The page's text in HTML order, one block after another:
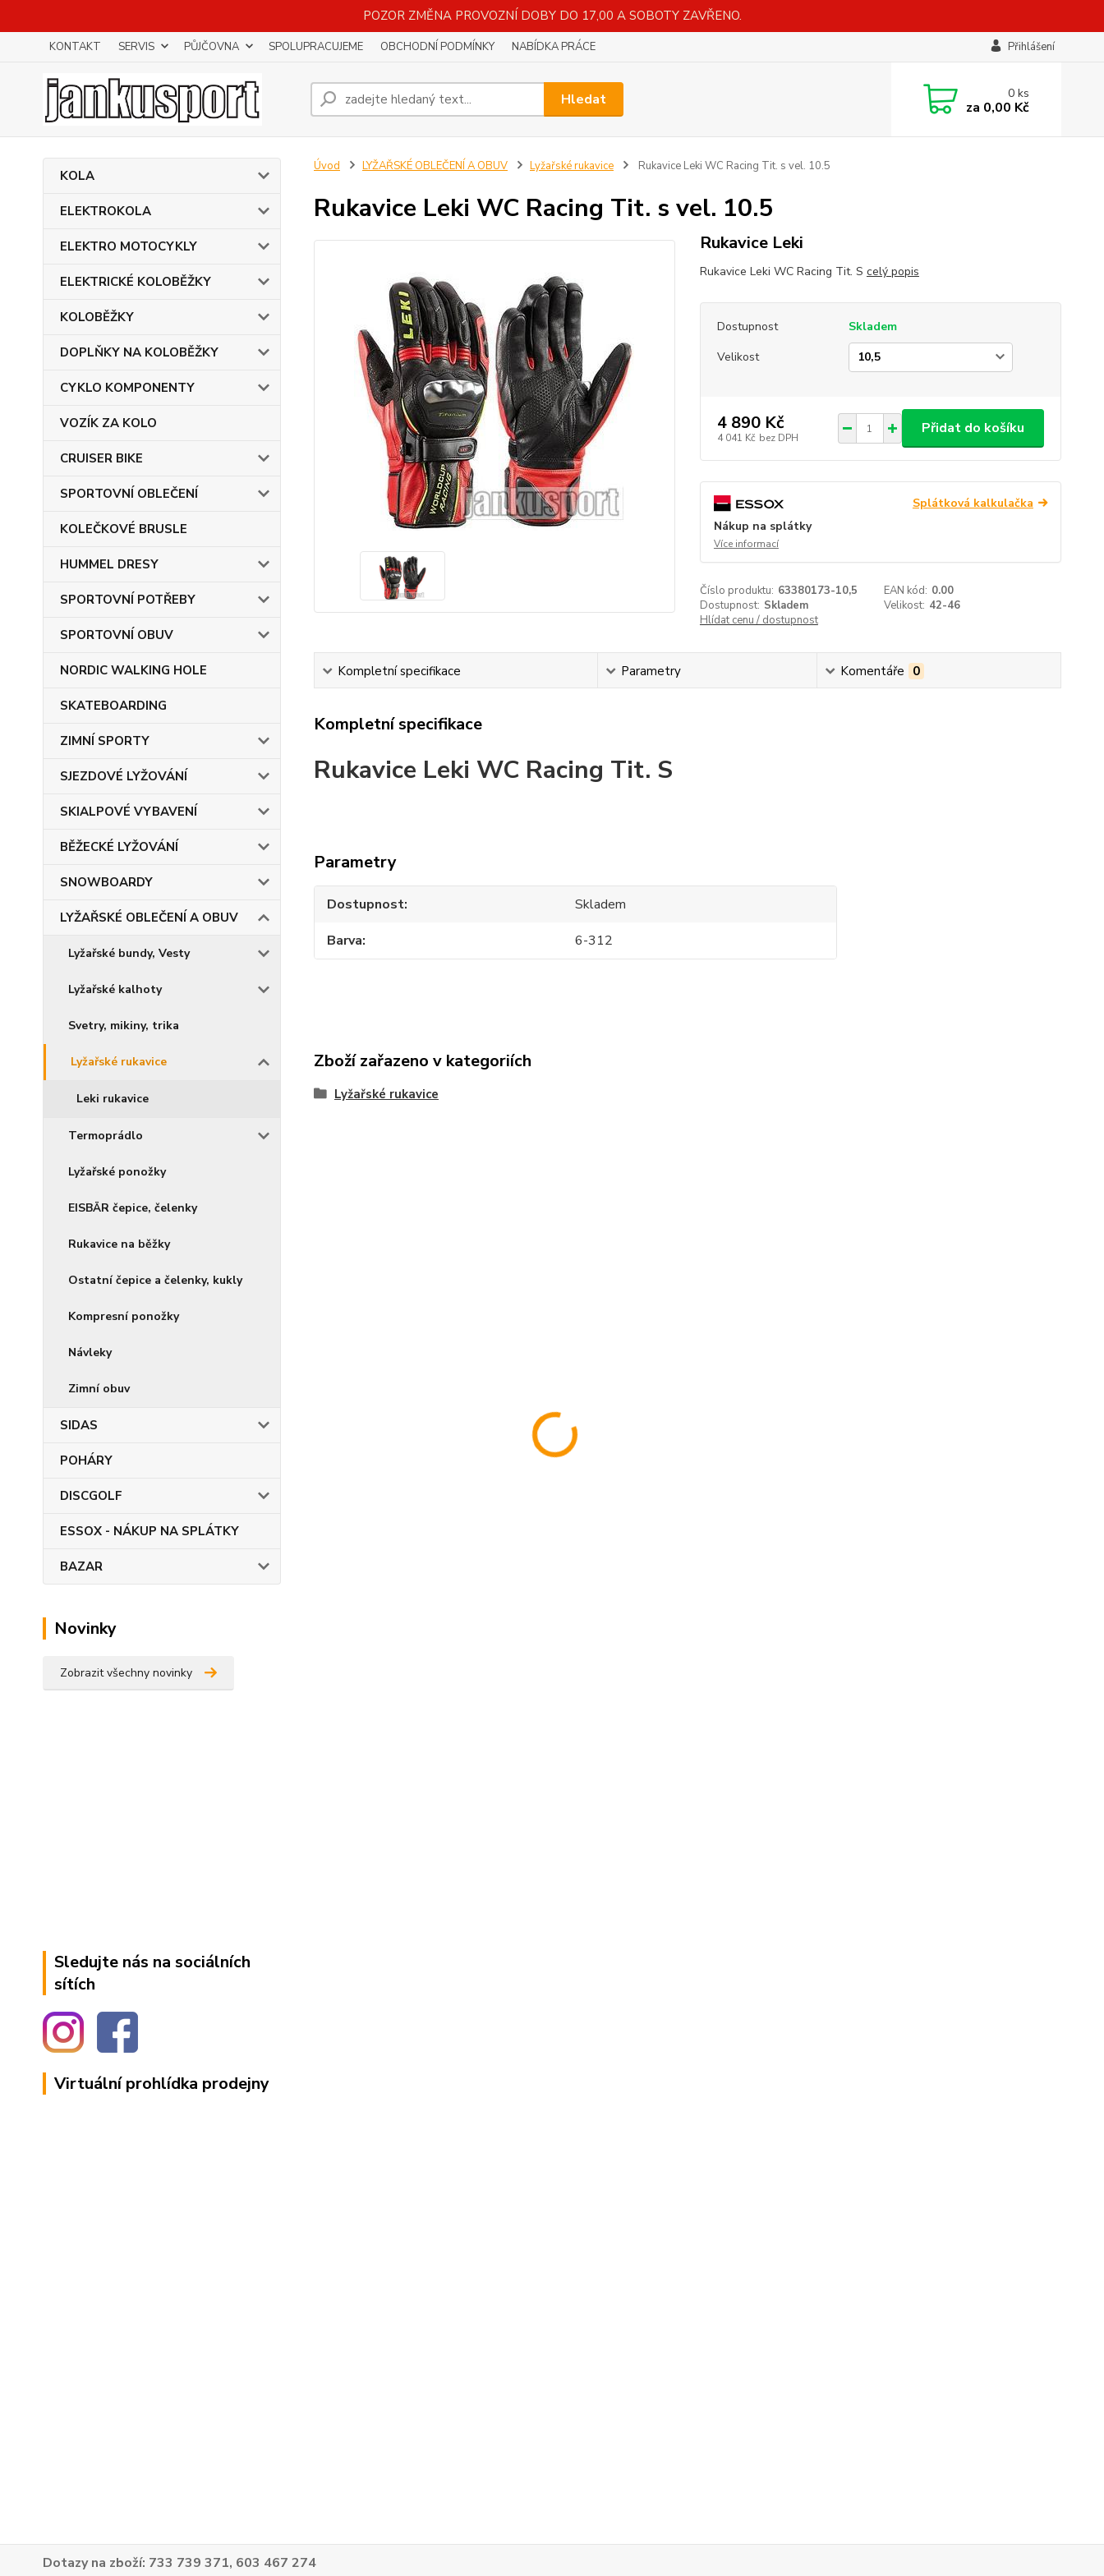
POZOR ZMĚNA PROVOZNÍ DOBY DO 17,00 A SOBOTY ZAVŘENO.
KONTAKT SERVIS PŮJČOVNA SPOLUPRACUJEME OBCHODNÍ PODMÍNKY NABÍDKA PRÁCE Přihlášení
Hledat 0ks
za 0,00 Kč
KOLA
ELEKTROKOLA
ELEKTRO MOTOCYKLY
ELEKTRICKÉ KOLOBĚŽKY
KOLOBĚŽKY
DOPLŇKY NA KOLOBĚŽKY
CYKLO KOMPONENTY
VOZÍK ZA KOLO
CRUISER BIKE
SPORTOVNÍ OBLEČENÍ
KOLEČKOVÉ BRUSLE
HUMMEL DRESY
SPORTOVNÍ POTŘEBY
SPORTOVNÍ OBUV
NORDIC WALKING HOLE
SKATEBOARDING
ZIMNÍ SPORTY
SJEZDOVÉ LYŽOVÁNÍ
SKIALPOVÉ VYBAVENÍ
BĚŽECKÉ LYŽOVÁNÍ
SNOWBOARDY
LYŽAŘSKÉ OBLEČENÍ A OBUV
Lyžařské bundy, Vesty
Lyžařské kalhoty
Svetry, mikiny, trika
Lyžařské rukavice
Leki rukavice
Termoprádlo
Lyžařské ponožky
EISBÄR čepice, čelenky
Rukavice na běžky
Ostatní čepice a čelenky, kukly
Kompresní ponožky
Návleky
Zimní obuv
SIDAS
POHÁRY
DISCGOLF
ESSOX - NÁKUP NA SPLÁTKY
BAZAR
Novinky
Zobrazit všechny novinky
Sledujte nás na sociálních
sítích
Virtuální prohlídka prodejny
Úvod LYŽAŘSKÉ OBLEČENÍ A OBUV Lyžařské rukavice Rukavice Leki WC Racing Tit. s vel. 10.5
Rukavice Leki WC Racing Tit. s vel. 10.5
Rukavice Leki
Rukavice Leki WC Racing Tit. S celý popis
Dostupnost
Skladem
Velikost
4 890 Kč
4 041 Kč bez DPH
Přidat do košíku
Splátková kalkulačka
Nákup na splátky
Více informací
Číslo produktu: 63380173-10,5 EAN kód: 0.00
Dostupnost: Skladem Velikost: 42-46
Hlídat cenu / dostupnost
Kompletní specifikace Parametry Komentáře 0
Kompletní specifikace
Rukavice Leki WC Racing Tit. S
Parametry
Dostupnost
Skladem
Barva
6-312
Zboží zařazeno v kategoriích
Lyžařské rukavice
Dotazy na zboží: 733 739 371, 603 467 274